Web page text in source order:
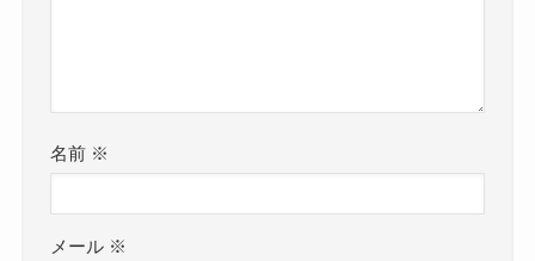
名前 ※
メール ※